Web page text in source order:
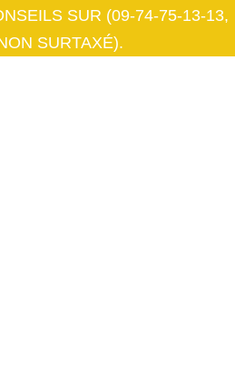
SUR (09-74-75-13-13,
SURTAXÉ).